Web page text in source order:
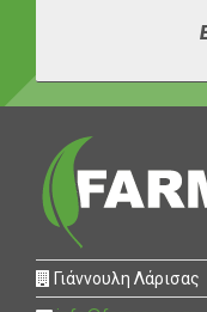
Γιάννουλη Λάρισας